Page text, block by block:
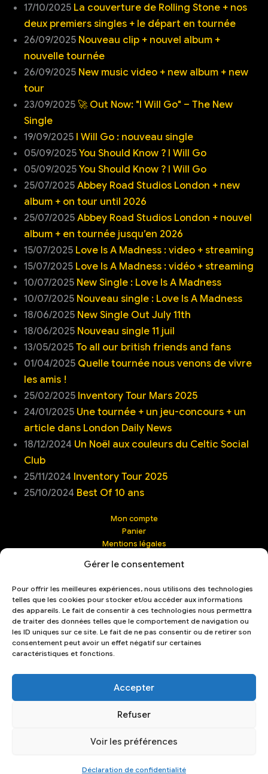
Gérer le consentement
Pour offrir les meilleures expériences, nous utilisons des technologies
telles que les cookies pour stocker et/ou accéder aux informations
des appareils. Le fait de consentir à ces technologies nous permettra
de traiter des données telles que le comportement de navigation ou
les ID uniques sur ce site. Le fait de ne pas consentir ou de retirer son
consentement peut avoir un effet négatif sur certaines
caractéristiques et fonctions.
Accepter
Refuser
Voir les préférences
Déclaration de confidentialité
17/10/2025 La couverture de Rolling Stone + nos
deux premiers singles + le départ en tournée
26/09/2025 Nouveau clip + nouvel album +
nouvelle tournée
26/09/2025 New music video + new album + new
tour
23/09/2025 🚀 Out Now: "I Will Go" – The New
Single
19/09/2025 I Will Go : nouveau single
05/09/2025You Should Know ? I Will Go
05/09/2025You Should Know ? I Will Go
25/07/2025Abbey Road Studios London + new
album + on tour until 2026
25/07/2025Abbey Road Studios London + nouvel
album + en tournée jusqu’en 2026
15/07/2025 Love Is A Madness : video + streaming
15/07/2025 Love Is A Madness : vidéo + streaming
10/07/2025 New Single : Love Is A Madness
10/07/2025 Nouveau single : Love Is A Madness
18/06/2025 New Single Out July 11th
18/06/2025 Nouveau single 11 juil
13/05/2025To all our british friends and fans
01/04/2025 Quelle tournée nous venons de vivre
les amis !
25/02/2025 Inventory Tour Mars 2025
24/01/2025 Une tournée + un jeu-concours + un
article dans London Daily News
18/12/2024 Un Noël aux couleurs du Celtic Social
Club
25/11/2024 Inventory Tour 2025
25/10/2024 Best Of 10 ans
Mon compte
Panier
Mentions légales
Confidentialité
Livraison & retours
Mot de passe perdu
French
Copyright © 2026 The Celtic Social Club